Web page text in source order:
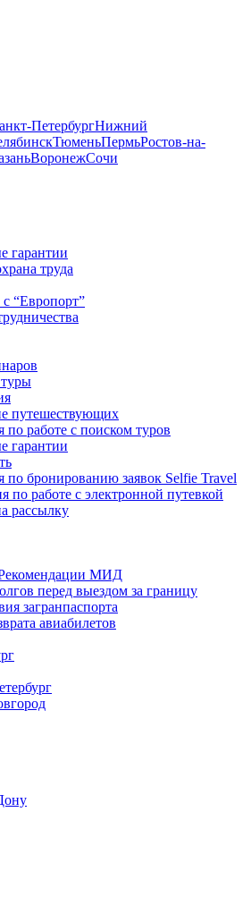
ПетербургНижний
ТюменьПермьРостов-на-
ВоронежСочи
гарантии
труда
“Европорт”
путешествующих
по работе с поиском туров
гарантии
по бронированию заявок Selfie Travel
по работе с электронной путевкой
рассылку
МИД
перед выездом за границу
загранпаспорта
авиабилетов